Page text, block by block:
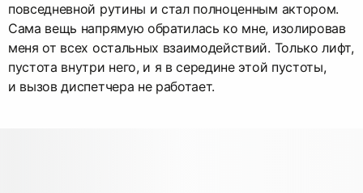
повседневной рутины и стал полноценным актором.
Сама вещь напрямую обратилась ко мне, изолировав
меня от всех остальных взаимодействий. Только лифт,
пустота внутри него, и я в середине этой пустоты,
и вызов диспетчера не работает.